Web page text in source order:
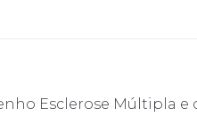
Esclerose Múltipla e